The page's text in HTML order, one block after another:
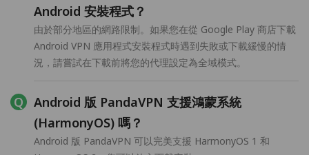
Android 安裝程式？
由於部分地區的網路限制。如果您在從 Google Play 商店下載
Android VPN 應用程式安裝程式時遇到失敗或下載緩慢的情
況，請嘗試在下載前將您的代理設定為全域模式。
Android 版 PandaVPN 支援鴻蒙系統
(HarmonyOS) 嗎？
Android 版 PandaVPN 可以完美支援 HarmonyOS 1 和